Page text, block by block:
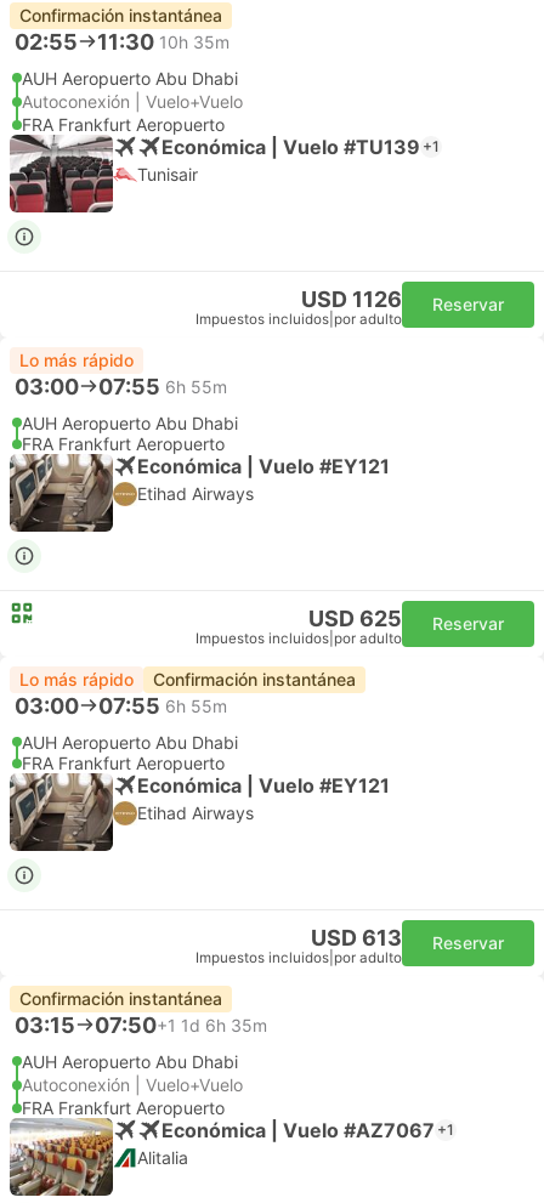
Confirmación instantánea
02:55 11:30 10h 35m
AUH Aeropuerto Abu Dhabi
Autoconexión | Vuelo+Vuelo
FRA Frankfurt Aeropuerto
Económica | Vuelo #TU139 +1
Tunisair
USD 1126
Impuestos incluidos por adulto
Reservar
Lo más rápido
03:00 07:55 6h 55m
AUH Aeropuerto Abu Dhabi
FRA Frankfurt Aeropuerto
Económica | Vuelo #EY121
Etihad Airways
USD 625
Impuestos incluidos por adulto
Reservar
Lo más rápido Confirmación instantánea
03:00 07:55 6h 55m
AUH Aeropuerto Abu Dhabi
FRA Frankfurt Aeropuerto
Económica | Vuelo #EY121
Etihad Airways
USD 613
Impuestos incluidos por adulto
Reservar
Confirmación instantánea
03:15 07:50+1 1d 6h 35m
AUH Aeropuerto Abu Dhabi
Autoconexión | Vuelo+Vuelo
FRA Frankfurt Aeropuerto
Económica | Vuelo #AZ7067 +1
Alitalia